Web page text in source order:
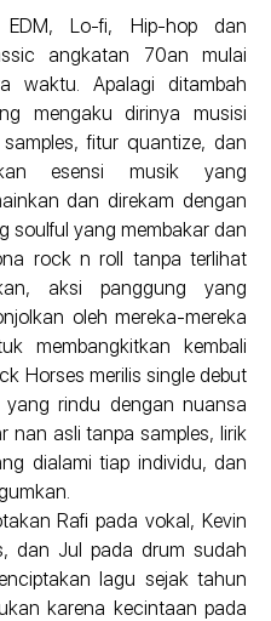
Lo-fi, Hip-hop dan
angkatan 70an mulai
waktu. Apalagi ditambah
mengaku dirinya musisi
fitur quantize, dan
esensi musik yang
dan direkam dengan
soulful yang membakar dan
rock n roll tanpa terlihat
aksi panggung yang
oleh mereka-mereka
membangkitkan kembali
Horses merilis single debut
rindu dengan nuansa
asli tanpa samples, lirik
dialami tiap individu, dan
Rafi pada vokal, Kevin
dan Jul pada drum sudah
lagu sejak tahun
karena kecintaan pada